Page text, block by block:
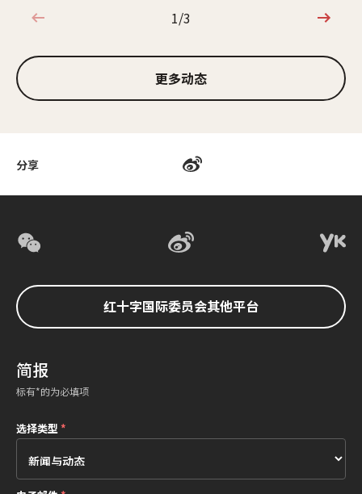
分享
1/3
1/3
更多动态
红十字国际委员会其他平台
简报
标有*的为必填项
选择类型*